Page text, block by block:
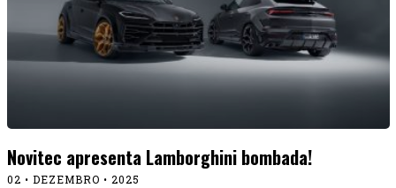
Novitec apresenta Lamborghini bombada!
02 • DEZEMBRO • 2025